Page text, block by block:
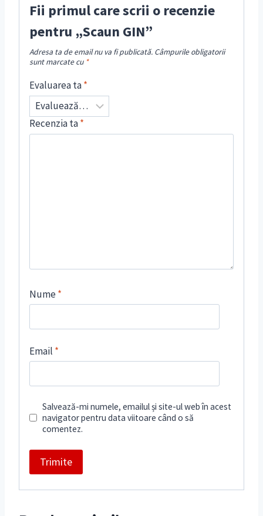
Fii primul care scrii o recenzie
pentru „Scaun GIN”
Adresa ta de email nu va fi publicată. Câmpurile obligatorii
sunt marcate cu *
Evaluarea ta*
Recenzia ta*
Nume*
Email *
Salvează-mi numele, emailul și site-ul web în acest
navigator pentru data viitoare când o să
comentez.